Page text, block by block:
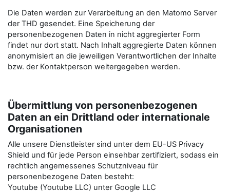
Die Daten werden zur Verarbeitung an den Matomo Server
der THD gesendet. Eine Speicherung der
personenbezogenen Daten in nicht aggregierter Form
findet nur dort statt. Nach Inhalt aggregierte Daten können
anonymisiert an die jeweiligen Verantwortlichen der Inhalte
bzw. der Kontaktperson weitergegeben werden.
Übermittlung von personenbezogenen
Daten an ein Drittland oder internationale
Organisationen
Alle unsere Dienstleister sind unter dem EU-US Privacy
Shield und für jede Person einsehbar zertifiziert, sodass ein
rechtlich angemessenes Schutzniveau für
personenbezogene Daten besteht:
Youtube (Youtube LLC) unter Google LLC